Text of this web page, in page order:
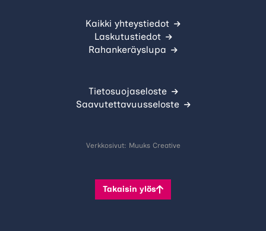
Kaikki yhteystiedot
Laskutustiedot
Rahankeräyslupa
Tietosuojaseloste
Saavutettavuusseloste
Verkkosivut: Muuks Creative
Takaisin ylös